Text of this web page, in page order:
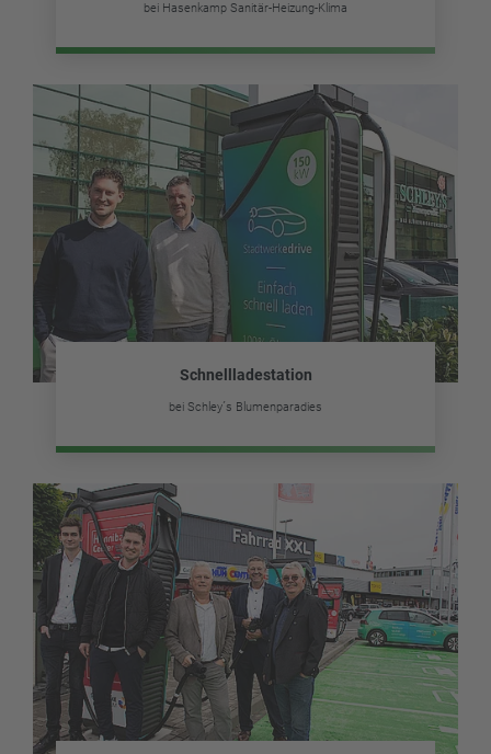
bei Hasenkamp Sanitär-Heizung-Klima
Schnellladestation
bei Schley´s Blumenparadies